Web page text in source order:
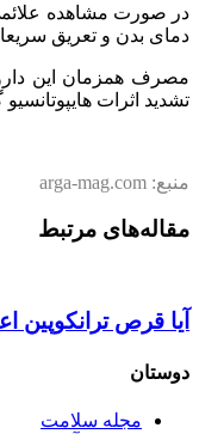
در صورت مشاهده
دمای بدن و تعریق
مصرف همزمان این دارو
تشدید اثرات هایپوتانسیو
منبع: arga-mag.com
مقاله‌های مرتبط
آیا قرص ترانکوپین
دوستان
مجله سلامت